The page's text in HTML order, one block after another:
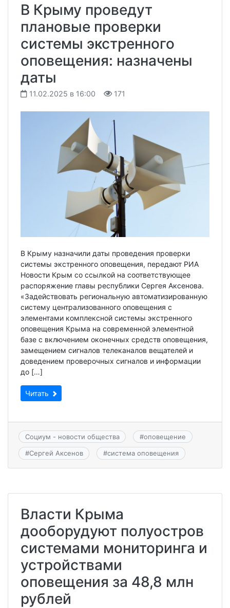
В Крыму проведут
плановые проверки
системы экстренного
оповещения: назначены
даты
11.02.2025 в 16:00 171
В Крыму назначили даты проведения проверки
системы экстренного оповещения, передают РИА
Новости Крым со ссылкой на соответствующее
распоряжение главы республики Сергея Аксенова.
«Задействовать региональную автоматизированную
систему централизованного оповещения с
элементами комплексной системы экстренного
оповещения Крыма на современной элементной
базе с включением оконечных средств оповещения,
замещением сигналов телеканалов вещателей и
доведением проверочных сигналов и информации
до […]
Читать
Социум - новости общества #оповещение
#Сергей Аксенов #система оповещения
Власти Крыма
дооборудуют полуостров
системами мониторинга и
устройствами
оповещения за 48,8 млн
рублей